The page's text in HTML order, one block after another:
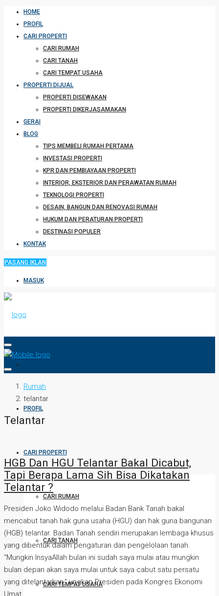
HOME
PROFIL
CARI PROPERTI
CARI RUMAH
CARI TANAH
CARI TEMPAT USAHA
PROPERTI DIJUAL
PROPERTI DISEWAKAN
PROPERTI DIKERJASAMAKAN
GERAI
BLOG
TIPS MEMBELI RUMAH PERTAMA
INVESTASI PROPERTI
KPR DAN PEMBIAYAAN PROPERTI
INTERIOR, EKSTERIOR DAN PERAWATAN RUMAH
TEKNOLOGI PROPERTI
DESAIN, BANGUN DAN RENOVASI RUMAH
HUKUM DAN PERATURAN PROPERTI
DESTINASI POPULER
KONTAK
PASANG IKLAN
MASUK
PROFIL
CARI PROPERTI
CARI RUMAH
CARI TANAH
CARI TEMPAT USAHA
Rumah
telantar
Telantar
HGB Dan HGU Telantar Bakal Dicabut,
Tapi Berapa Lama Sih Bisa Dikatakan
Telantar ?
Presiden Joko Widodo melalui Badan Bank Tanah bakal
mencabut tanah hak guna usaha (HGU) dan hak guna bangunan
(HGB) telantar. Badan Tanah sendiri merupakan lembaga khusus
yang dibentuk dalam pengaturan dan pengelolaan tanah.
"Mungkin InsyaAllah bulan ini sudah saya mulai atau mungkin
bulan depan akan saya mulai untuk saya cabut satu persatu
yang ditelantarkan," ungkap Presiden pada Kongres Ekonomi
Umat...